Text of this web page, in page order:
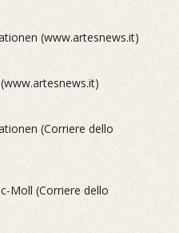
(www.artesnews.it)
(Corriere dello
Moll (Corriere dello